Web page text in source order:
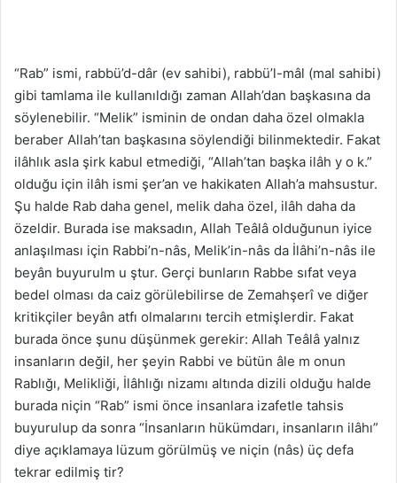
“Rab” ismi, rabbü’d-dâr (ev sahibi), rabbü’l-mâl (mal sahibi)
gibi tamlama ile kullanıldığı zaman Allah’dan başkasına da
söylenebilir. “Melik” isminin de ondan daha özel olmakla
beraber Allah’tan başkasına söylendiği bilinmektedir. Fakat
ilâhlık asla şirk kabul etmediği, “Allah’tan başka ilâh y o k.”
olduğu için ilâh ismi şer’an ve hakikaten Allah’a mahsustur.
Şu halde Rab daha genel, melik daha özel, ilâh daha da
özeldir. Burada ise maksadın, Allah Teâlâ olduğunun iyice
anlaşılması için Rabbi’n-nâs, Melik’in-nâs da İlâhi’n-nâs ile
beyân buyurulm u ştur. Gerçi bunların Rabbe sıfat veya
bedel olması da caiz görülebilirse de Zemahşerî ve diğer
kritikçiler beyân atfı olmalarını tercih etmişlerdir. Fakat
burada önce şunu düşünmek gerekir: Allah Teâlâ yalnız
insanların değil, her şeyin Rabbi ve bütün âle m onun
Rablığı, Melikliği, İlâhlığı nizamı altında dizili olduğu halde
burada niçin “Rab” ismi önce insanlara izafetle tahsis
buyurulup da sonra “İnsanların hükümdarı, insanların ilâhı”
diye açıklamaya lüzum görülmüş ve niçin (nâs) üç defa
tekrar edilmiş tir?